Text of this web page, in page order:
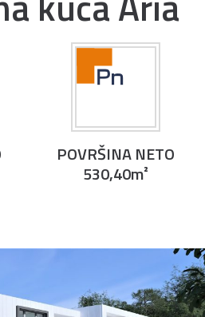
POVRŠINA NETO
530,40m²